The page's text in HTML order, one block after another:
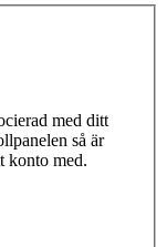
med ditt
så är
konto med.